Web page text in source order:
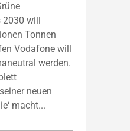
2030 will
Tonnen
Vodafone will
werden.
neuen
macht...